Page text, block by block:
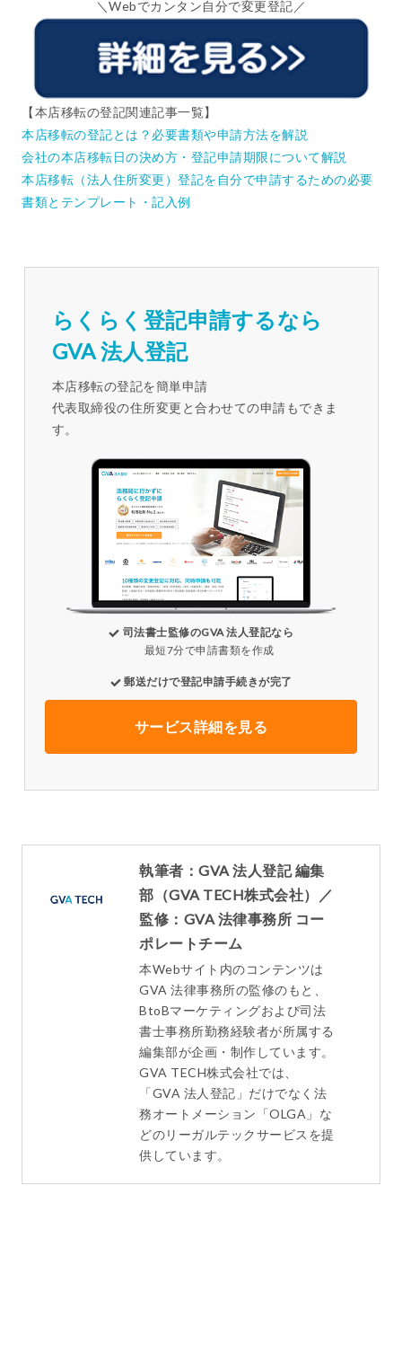
＼Webでカンタン自分で変更登記／
【本店移転の登記関連記事一覧】
本店移転の登記とは？必要書類や申請方法を解説
会社の本店移転日の決め方・登記申請期限について解説
本店移転（法人住所変更）登記を自分で申請するための必要
書類とテンプレート・記入例
らくらく登記申請するなら
GVA 法人登記
本店移転の登記を簡単申請
代表取締役の住所変更と合わせての申請もできま
す。
司法書士監修のGVA 法人登記なら
最短7分で申請書類を作成
郵送だけで登記申請手続きが完了
サービス詳細を見る
執筆者：GVA 法人登記 編集
部（GVA TECH株式会社）／
監修：GVA 法律事務所 コー
ポレートチーム
本Webサイト内のコンテンツは
GVA 法律事務所の監修のもと、
BtoBマーケティングおよび司法
書士事務所勤務経験者が所属する
編集部が企画・制作しています。
GVA TECH株式会社では、
「GVA 法人登記」だけでなく法
務オートメーション「OLGA」な
どのリーガルテックサービスを提
供しています。